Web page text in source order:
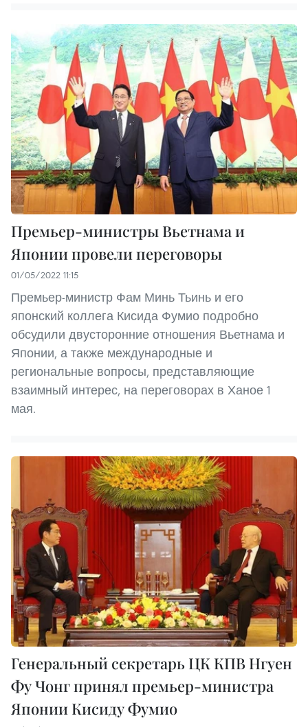
Премьер-министры Вьетнама и
Японии провели переговоры
01/05/2022 11:15
Премьер-министр Фам Минь Тьинь и его
японский коллега Кисида Фумио подробно
обсудили двусторонние отношения Вьетнама и
Японии, а также международные и
региональные вопросы, представляющие
взаимный интерес, на переговорах в Ханое 1
мая.
Генеральный секретарь ЦК КПВ Нгуен
Фу Чонг принял премьер-министра
Японии Кисиду Фумио